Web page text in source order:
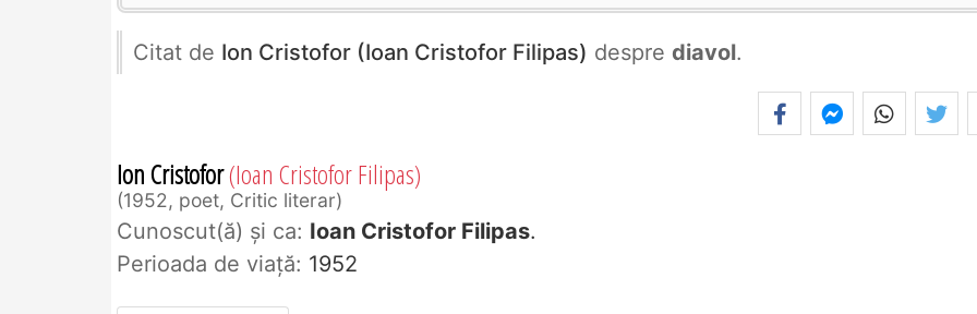
Citat de Ion Cristofor (Ioan Cristofor Filipas) despre diavol.
Ion Cristofor(Ioan Cristofor Filipas)
1952, poet, Critic literar
Cunoscut(ă) și ca: Ioan Cristofor Filipas.
Perioada de viaţă: 1952